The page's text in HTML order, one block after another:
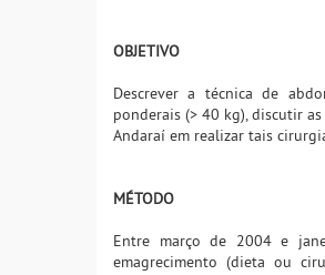
OBJETIVO
Descrever a técnica de
ponderais (> 40 kg), discutir
Andaraí em realizar tais
MÉTODO
Entre março de 2004 e
emagrecimento (dieta ou